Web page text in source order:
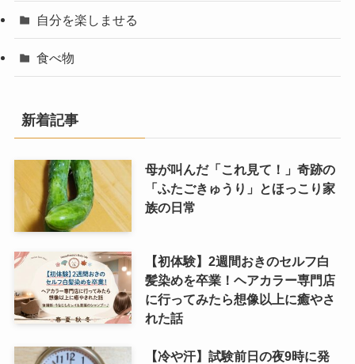
自分を楽しませる
食べ物
新着記事
母が叫んだ「これ見て！」奇跡の
「ふたごきゅうり」とほっこり家
族の日常
【初体験】2週間おきのセルフ白
髪染めを卒業！ヘアカラー専門店
に行ってみたら想像以上に癒やさ
れた話
【冷や汗】試験前日の夜9時に発